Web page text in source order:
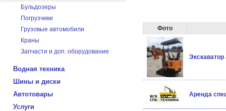
Бульдозеры
Погрузчики
Грузовые автомобили
Краны
Запчасти и доп. оборудование
Водная техника
Шины и диски
Автотовары
Услуги
Фото
Аренда